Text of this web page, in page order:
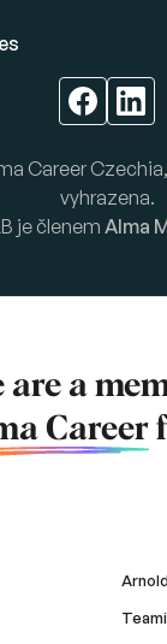
Career
vyhrazena.
je členemAlma
are a
Career
Arnold